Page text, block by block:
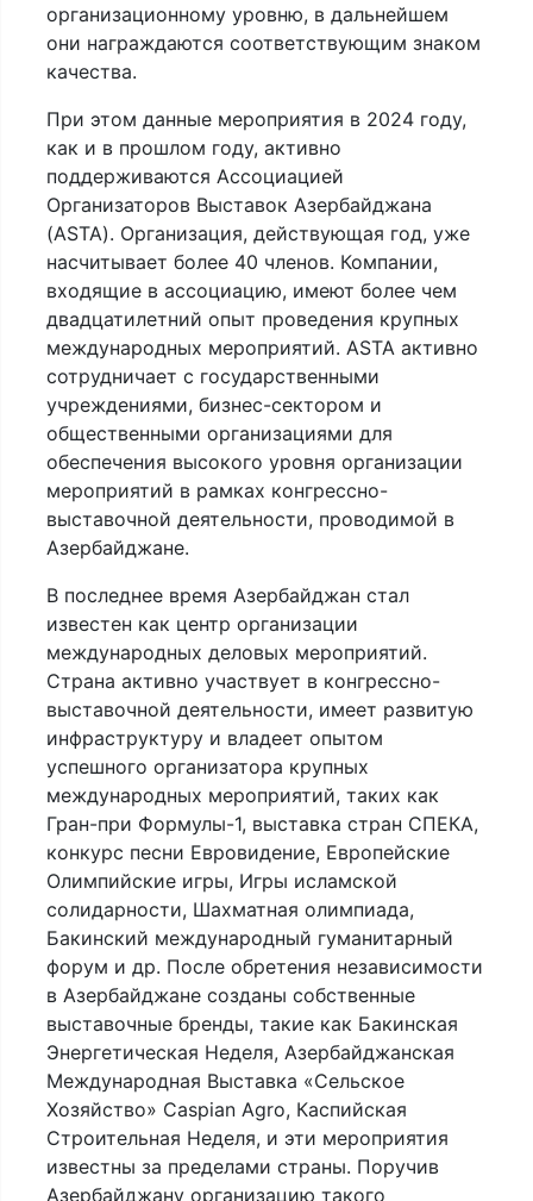
организационному уровню, в дальнейшем
они награждаются соответствующим знаком
качества.
При этом данные мероприятия в 2024 году,
как и в прошлом году, активно
поддерживаются Ассоциацией
Организаторов Выставок Азербайджана
(ASTA). Организация, действующая год, уже
насчитывает более 40 членов. Компании,
входящие в ассоциацию, имеют более чем
двадцатилетний опыт проведения крупных
международных мероприятий. ASTA активно
сотрудничает с государственными
учреждениями, бизнес-сектором и
общественными организациями для
обеспечения высокого уровня организации
мероприятий в рамках конгрессно-
выставочной деятельности, проводимой в
Азербайджане.
В последнее время Азербайджан стал
известен как центр организации
международных деловых мероприятий.
Страна активно участвует в конгрессно-
выставочной деятельности, имеет развитую
инфраструктуру и владеет опытом
успешного организатора крупных
международных мероприятий, таких как
Гран-при Формулы-1, выставка стран СПЕКА,
конкурс песни Евровидение, Европейские
Олимпийские игры, Игры исламской
солидарности, Шахматная олимпиада,
Бакинский международный гуманитарный
форум и др. После обретения независимости
в Азербайджане созданы собственные
выставочные бренды, такие как Бакинская
Энергетическая Неделя, Азербайджанская
Международная Выставка «Сельское
Хозяйство» Caspian Agro, Каспийская
Строительная Неделя, и эти мероприятия
известны за пределами страны. Поручив
Азербайджану организацию такого